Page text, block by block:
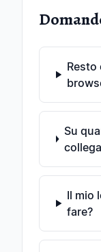
Resto
Su
Il mio
fare?